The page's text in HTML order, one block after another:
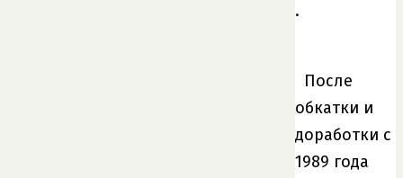
.
После
обкатки и
доработки с
1989 года